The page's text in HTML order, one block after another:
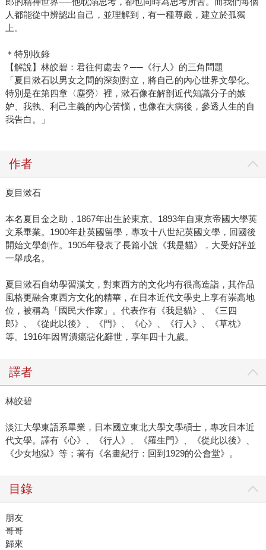
人都能從中辨認出自己，並理解到，有一種尊嚴，建立於孤獨
上。
＊特別收錄
【解說】林皎碧：君往何處去？──《行人》的三角問題
「夏目漱石以男女之間的深刻對立，將自己的內心世界文學化。
特別是在第四章〈塵勞〉裡，漱石像在解剖近代知識分子的嫉
妒、我執、利己主義的內心苦惱，也像在大病後，參透人生的自
我告白。」
作者
夏目漱石
本名夏目金之助，1867年出生於東京。1893年自東京帝國大學英
文系畢業。1900年赴英國留學，專攻十八世紀英國文學，回國後
開始文學創作。1905年發表了長篇小說《我是貓》，大受好評並
一舉成名。
夏目漱石自幼學習漢文，對東西方的文化均有很高造詣，其作品
風格更融合東西方文化的精華，在日本近代文學史上享有崇高地
位，被稱為「國民大作家」。代表作有《我是貓》、《三四
郎》、《從此以後》、《門》、《心》、《行人》、《草枕》
等。1916年因胃潰瘍惡化辭世，享年四十九歲。
譯者
林皎碧
淡江大學東語系畢業，日本國立東北大學文學碩士，專攻日本近
代文學。譯有《心》、《行人》、《羅生門》、《從此以後》、
《少女地獄》等；著有《名畫紀行：回到1929的公會堂》。
目錄
朋友
哥哥
歸來